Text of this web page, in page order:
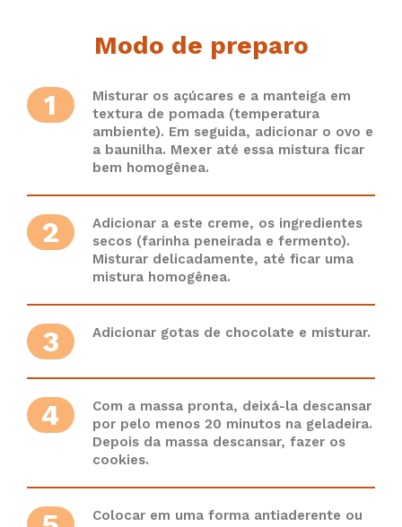
Modo de preparo
1
Misturar os açúcares e a manteiga em
textura de pomada (temperatura
ambiente). Em seguida, adicionar o ovo e
a baunilha. Mexer até essa mistura ficar
bem homogênea.
2
Adicionar a este creme, os ingredientes
secos (farinha peneirada e fermento).
Misturar delicadamente, até ficar uma
mistura homogênea.
3 Adicionar gotas de chocolate e misturar.
4
Com a massa pronta, deixá-la descansar
por pelo menos 20 minutos na geladeira.
Depois da massa descansar, fazer os
cookies.
Colocar em uma forma antiaderente ou